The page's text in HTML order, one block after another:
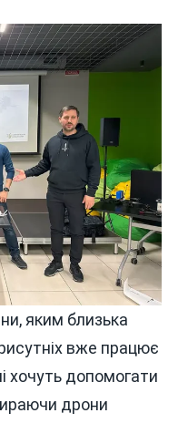
яким близька
вже працює
хочуть допомогати
дрони